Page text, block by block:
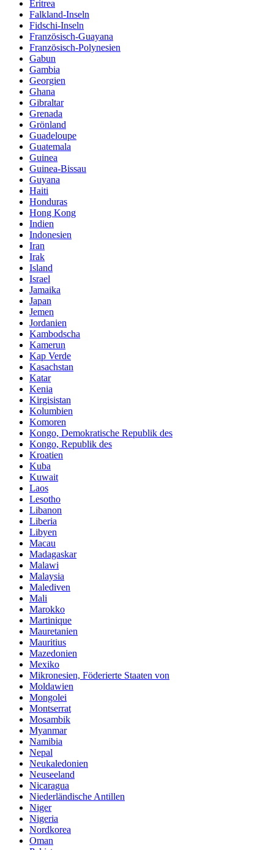
Eritrea
Falkland-Inseln
Fidschi-Inseln
Französisch-Guayana
Französisch-Polynesien
Gabun
Gambia
Georgien
Ghana
Gibraltar
Grenada
Grönland
Guadeloupe
Guatemala
Guinea
Guinea-Bissau
Guyana
Haiti
Honduras
Hong Kong
Indien
Indonesien
Iran
Irak
Island
Israel
Jamaika
Japan
Jemen
Jordanien
Kambodscha
Kamerun
Kap Verde
Kasachstan
Katar
Kenia
Kirgisistan
Kolumbien
Komoren
Kongo, Demokratische Republik des
Kongo, Republik des
Kroatien
Kuba
Kuwait
Laos
Lesotho
Libanon
Liberia
Libyen
Macau
Madagaskar
Malawi
Malaysia
Malediven
Mali
Marokko
Martinique
Mauretanien
Mauritius
Mazedonien
Mexiko
Mikronesien, Föderierte Staaten von
Moldawien
Mongolei
Montserrat
Mosambik
Myanmar
Namibia
Nepal
Neukaledonien
Neuseeland
Nicaragua
Niederländische Antillen
Niger
Nigeria
Nordkorea
Oman